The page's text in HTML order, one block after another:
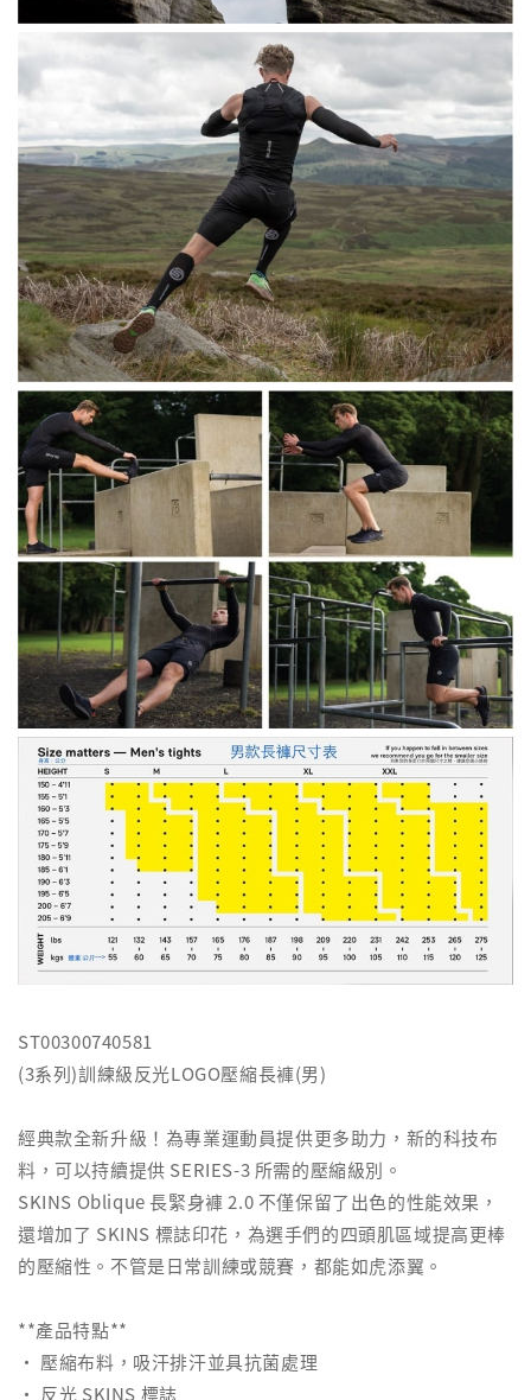
ST00300740581
(3系列)訓練級反光LOGO壓縮長褲(男)
經典款全新升級！為專業運動員提供更多助力，新的科技布
料，可以持續提供 SERIES-3 所需的壓縮級別。
SKINS Oblique 長緊身褲 2.0 不僅保留了出色的性能效果，
還增加了 SKINS 標誌印花，為選手們的四頭肌區域提高更棒
的壓縮性。不管是日常訓練或競賽，都能如虎添翼。
**產品特點**
• 壓縮布料，吸汗排汗並具抗菌處理
• 反光 SKINS 標誌